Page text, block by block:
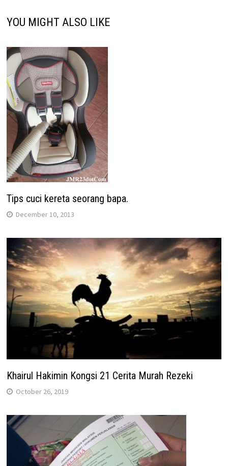
YOU MIGHT ALSO LIKE
Tips cuci kereta seorang bapa.
December 10, 2013
Khairul Hakimin Kongsi 21 Cerita Murah Rezeki
October 26, 2019